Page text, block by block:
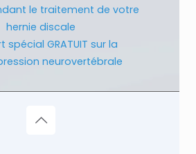
le traitement de votre
hernie discale
spécial GRATUIT sur la
neurovertébrale